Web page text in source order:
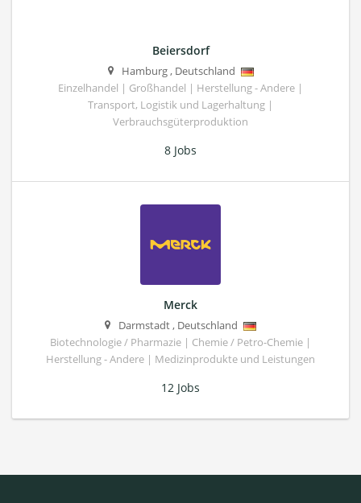
Beiersdorf
Hamburg, Deutschland
Einzelhandel | Großhandel | Herstellung - Andere |
Transport, Logistik und Lagerhaltung |
Verbrauchsgüterproduktion
8 Jobs
Merck
Darmstadt, Deutschland
Biotechnologie / Pharmazie | Chemie / Petro-Chemie |
Herstellung - Andere | Medizinprodukte und Leistungen
12 Jobs